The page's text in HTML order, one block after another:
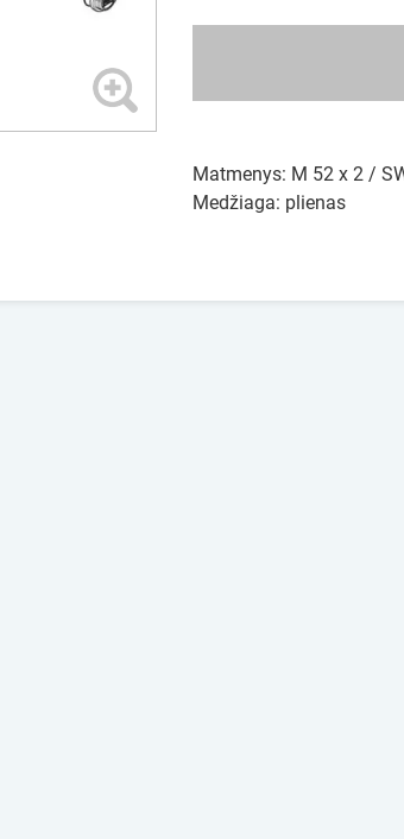
Matmenys: M 52 x 2 /
Medžiaga: plienas